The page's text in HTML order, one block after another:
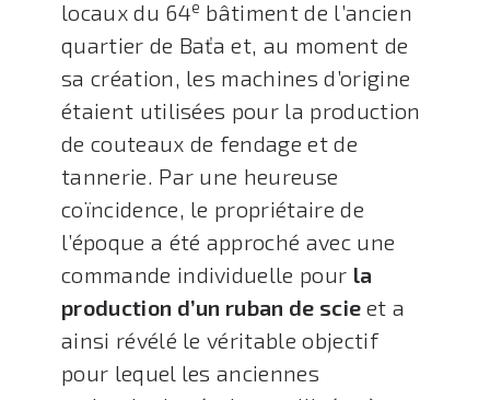
locaux du 64e bâtiment de l’ancien
quartier de Baťa et, au moment de
sa création, les machines d’origine
étaient utilisées pour la production
de couteaux de fendage et de
tannerie. Par une heureuse
coïncidence, le propriétaire de
l’époque a été approché avec une
commande individuelle pour la
production d’un ruban de scie et a
ainsi révélé le véritable objectif
pour lequel les anciennes